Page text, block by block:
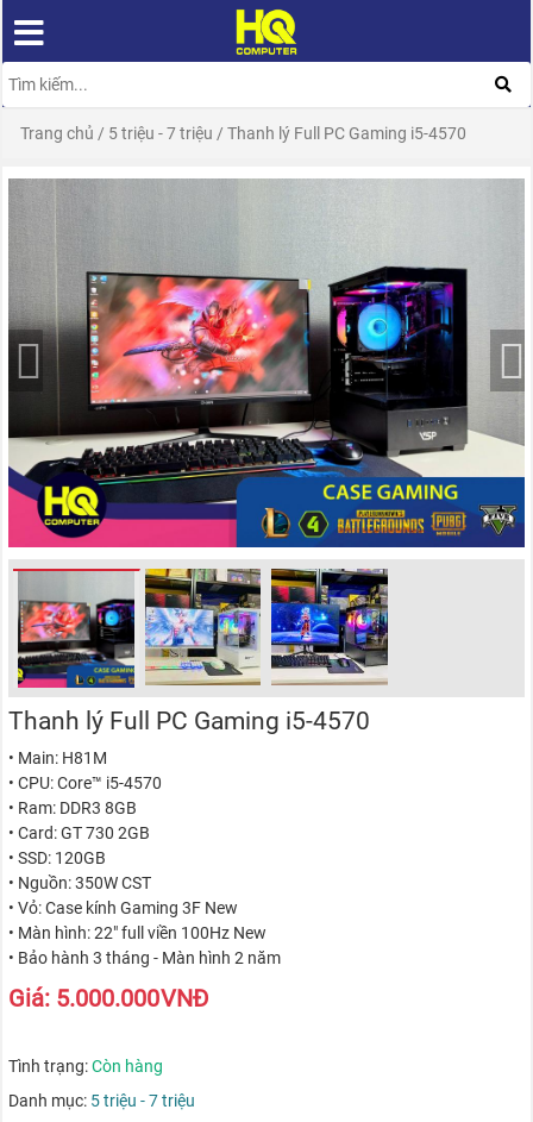
Trang chủ / 5 triệu - 7 triệu /Thanh lý Full PC Gaming i5-4570
Thanh lý Full PC Gaming i5-4570
• Main: H81M
• CPU: Core™ i5-4570
• Ram: DDR3 8GB
• Card: GT 730 2GB
• SSD: 120GB
• Nguồn: 350W CST
• Vỏ: Case kính Gaming 3F New
• Màn hình: 22" full viền 100Hz New
• Bảo hành 3 tháng - Màn hình 2 năm
Giá: 5.000.000VNĐ
Tình trạng:Còn hàng
Danh mục: 5 triệu - 7 triệu